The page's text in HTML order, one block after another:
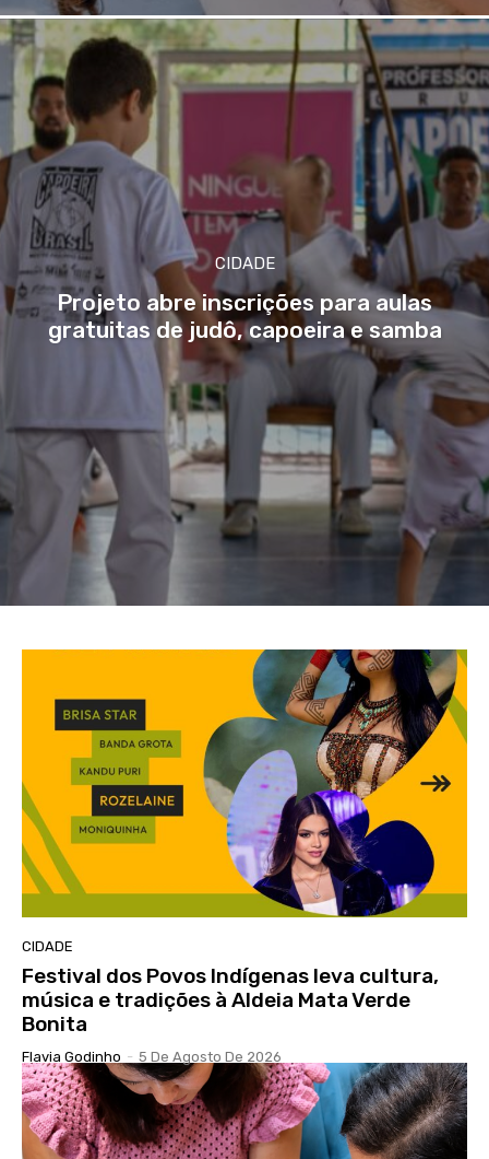
CIDADE
Projeto abre inscrições para aulas
gratuitas de judô, capoeira e samba
CIDADE
Festival dos Povos Indígenas leva cultura,
música e tradições à Aldeia Mata Verde
Bonita
Flavia Godinho - 5 De Agosto De 2026